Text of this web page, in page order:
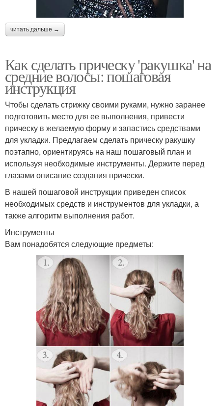
читать дальше →
Как сделать прическу 'ракушка' на
средние волосы: пошаговая
инструкция
Чтобы сделать стрижку своими руками, нужно заранее
подготовить место для ее выполнения, привести
прическу в желаемую форму и запастись средствами
для укладки. Предлагаем сделать прическу ракушку
поэтапно, ориентируясь на наш пошаговый план и
используя необходимые инструменты. Держите перед
глазами описание создания прически.
В нашей пошаговой инструкции приведен список
необходимых средств и инструментов для укладки, а
также алгоритм выполнения работ.
Инструменты
Вам понадобятся следующие предметы: